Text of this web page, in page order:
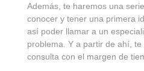
Además, te haremos una
conocer y tener una primera
así poder llamar a un
problema. Y a partir de ahí,
consulta con el margen de